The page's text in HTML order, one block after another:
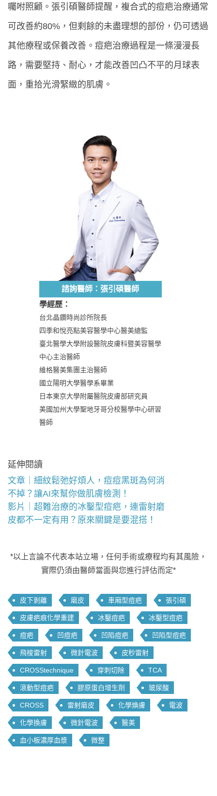
囑咐照顧。張引碩醫師提醒，複合式的痘疤治療通常
可改善約80%，但剩餘的未盡理想的部份，仍可透過
其他療程或保養改善。痘疤治療過程是一條漫漫長
路，需要堅持、耐心，才能改善凹凸不平的月球表
面，重拾光滑緊緻的肌膚。
諮詢醫師：張引碩醫師
學經歷：
台北晶鑽時尚診所院長
四季和悅亮點美容醫學中心醫美總監
臺北醫學大學附設醫院皮膚科暨美容醫學
中心主治醫師
維格醫美集團主治醫師
國立陽明大學醫學系畢業
日本東京大學附屬醫院皮膚部研究員
美國加州大學聖地牙哥分校醫學中心研習
醫師
延伸閱讀
文章｜細紋鬆弛好煩人，痘痘黑斑為何消
不掉？讓AI來幫你做肌膚檢測！
影片｜超難治療的冰鑿型痘疤，連雷射磨
皮都不一定有用？原來關鍵是要混搭！
*以上言論不代表本站立場，任何手術或療程均有其風險，
實際仍須由醫師當面與您進行評估而定*
皮下剝離 磨皮 車廂型痘疤 張引碩
皮膚疤痕化學重建 冰鑿痘疤 冰鑿型痘疤
痘疤 凹痘疤 凹陷痘疤 凹陷型痘疤
飛梭雷射 微針電波 皮秒雷射
CROSStechnique 穿刺切除 TCA
滾動型痘疤 膠原蛋白增生劑 玻尿酸
CROSS 雷射磨皮 化學煥膚 電波
化學換膚 微針電波 醫美
血小板濃厚血漿 微整